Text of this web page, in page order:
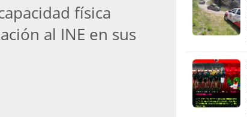
física
al INE en sus